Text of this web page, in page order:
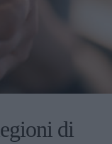
di